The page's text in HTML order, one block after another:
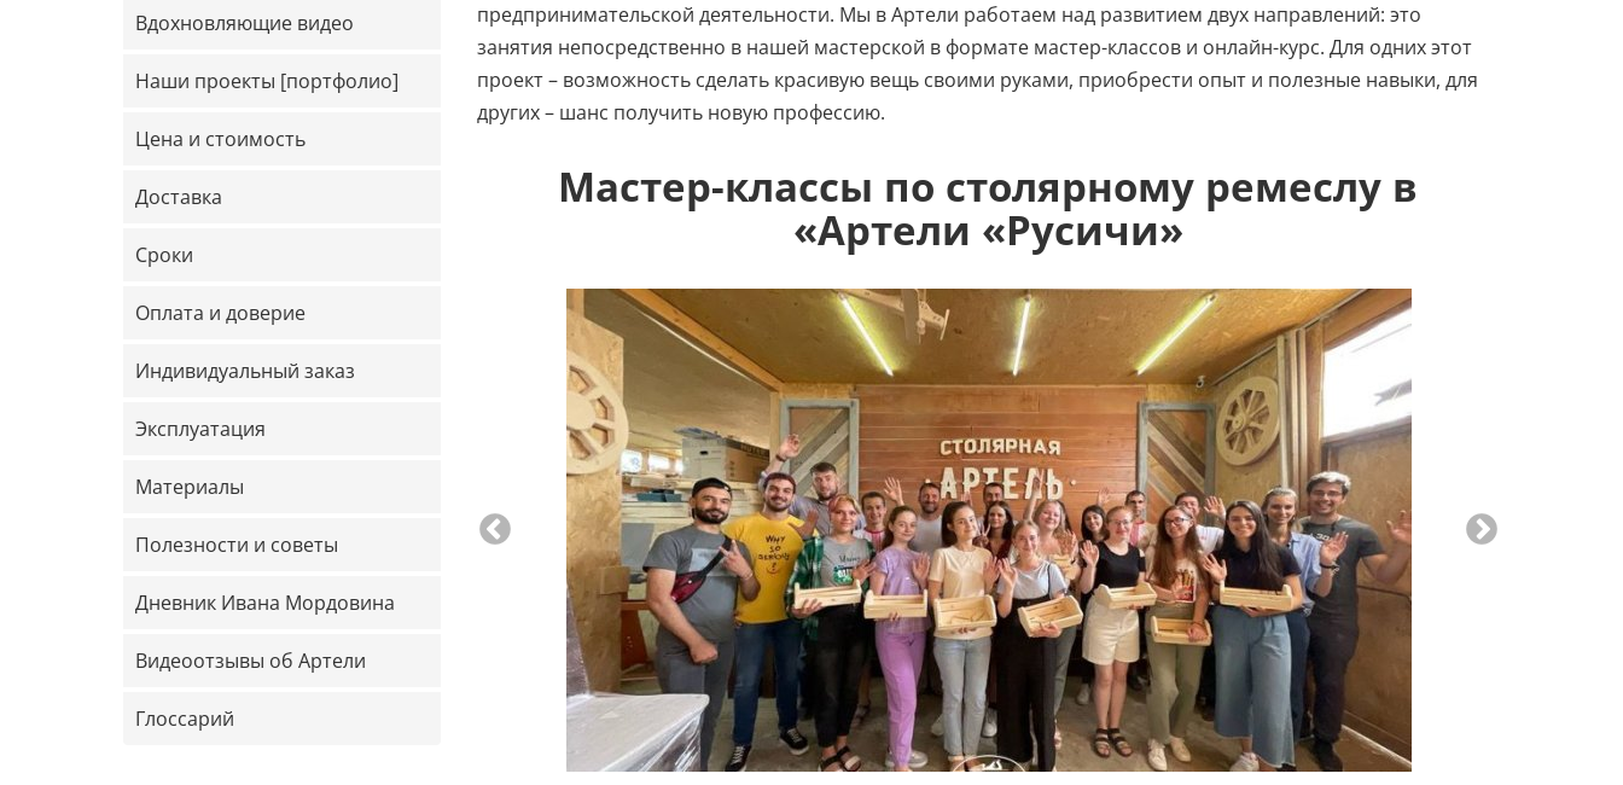
предпринимательской деятельности. Мы в Артели работаем над развитием двух направлений: это
занятия непосредственно в нашей мастерской в формате мастер-классов и онлайн-курс. Для одних этот
проект – возможность сделать красивую вещь своими руками, приобрести опыт и полезные навыки, для
других – шанс получить новую профессию.
Мастер-классы по столярному ремеслу в
«Артели «Русичи»
Вдохновляющие видео
Наши проекты [портфолио]
Цена и стоимость
Доставка
Сроки
Оплата и доверие
Индивидуальный заказ
Эксплуатация
Материалы
Полезности и советы
Дневник Ивана Мордовина
Видеоотзывы об Артели
Глоссарий